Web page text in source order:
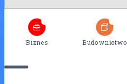
Biznes Budownictwo